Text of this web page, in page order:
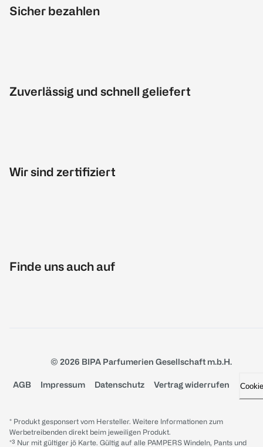
Sicher bezahlen
Zuverlässig und schnell geliefert
Wir sind zertifiziert
Finde uns auch auf
© 2026 BIPA Parfumerien Gesellschaft m.b.H.
AGB Impressum Datenschutz Vertrag widerrufen
* Produkt gesponsert vom Hersteller. Weitere Informationen zum
Werbetreibenden direkt beim jeweiligen Produkt.
*³ Nur mit gültiger jö Karte. Gültig auf alle PAMPERS Windeln, Pants und